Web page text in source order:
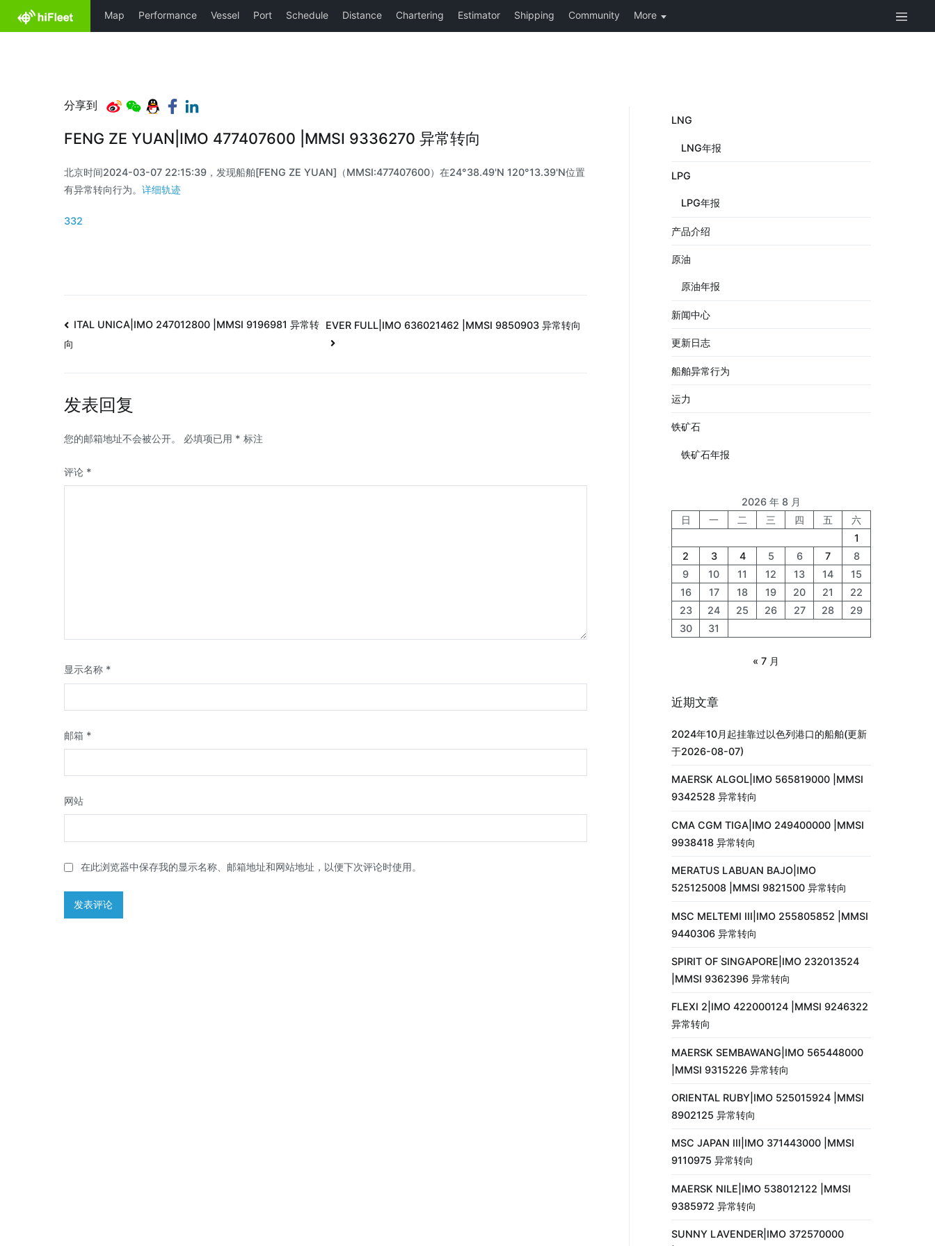
分享到
FENG ZE YUAN|IMO 477407600 |MMSI 9336270 异常转向
北京时间2024-03-07 22:15:39，发现船舶[FENG ZE YUAN]（MMSI:477407600）在24°38.49'N 120°13.39'N位置
有异常转向行为。 详细轨迹
332
ITAL UNICA|IMO 247012800 |MMSI 9196981 异常转
向
EVER FULL|IMO 636021462 |MMSI 9850903 异常转向
发表回复
您的邮箱地址不会被公开。 必填项已用 * 标注
评论 *
显示名称 *
邮箱 *
网站
在此浏览器中保存我的显示名称、邮箱地址和网站地址，以便下次评论时使用。
LNG
LNG年报
LPG
LPG年报
产品介绍
原油
原油年报
新闻中心
更新日志
船舶异常行为
运力
铁矿石
铁矿石年报
2026 年 8 月
日
一 二 三 四 五
六
1
2
3 4 5 6 7
8
9
10 11 12 13 14
15
16
17 18 19 20 21
22
23
24 25 26 27 28
29
30
31
« 7 月
近期文章
2024年10月起挂靠过以色列港口的船舶(更新
于2026-08-07)
MAERSK ALGOL|IMO 565819000 |MMSI
9342528 异常转向
CMA CGM TIGA|IMO 249400000 |MMSI
9938418 异常转向
MERATUS LABUAN BAJO|IMO
525125008 |MMSI 9821500 异常转向
MSC MELTEMI III|IMO 255805852 |MMSI
9440306 异常转向
SPIRIT OF SINGAPORE|IMO 232013524
|MMSI 9362396 异常转向
FLEXI 2|IMO 422000124 |MMSI 9246322
异常转向
MAERSK SEMBAWANG|IMO 565448000
|MMSI 9315226 异常转向
ORIENTAL RUBY|IMO 525015924 |MMSI
8902125 异常转向
MSC JAPAN III|IMO 371443000 |MMSI
9110975 异常转向
MAERSK NILE|IMO 538012122 |MMSI
9385972 异常转向
SUNNY LAVENDER|IMO 372570000